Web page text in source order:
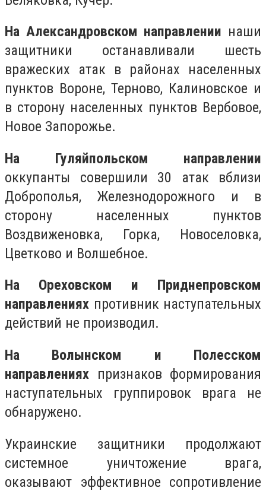
На Александровском направлении наши
защитники останавливали шесть
вражеских атак в районах населенных
пунктов Вороне, Терново, Калиновское и
в сторону населенных пунктов Вербовое,
Новое Запорожье.
На Гуляйпольском направлении
оккупанты совершили 30 атак вблизи
Доброполья, Железнодорожного и в
сторону населенных пунктов
Воздвиженовка, Горка, Новоселовка,
Цветково и Волшебное.
На Ореховском и Приднепровском
направлениях противник наступательных
действий не производил.
На Волынском и Полесском
направлениях признаков формирования
наступательных группировок врага не
обнаружено.
Украинские защитники продолжают
системное уничтожение врага,
оказывают эффективное сопротивление